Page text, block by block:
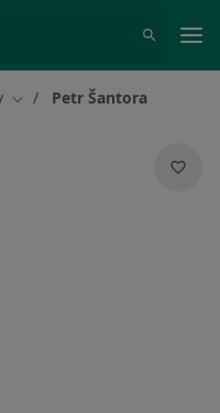
Změna města
Petr Šantora